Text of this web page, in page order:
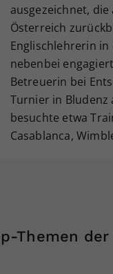
ausgezeichnet,
Österreich
Englischlehrerin
nebenbei
Betreuerin bei
Turnier in Bludenz
besuchte etwa
Casablanca,
Themen